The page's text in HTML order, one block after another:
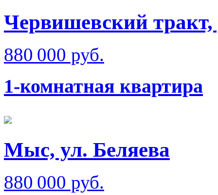
Червишевский тракт,
880 000 руб.
1-комнатная квартира
Мыс, ул. Беляева
880 000 руб.